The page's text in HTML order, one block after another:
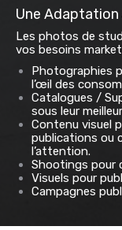
Une Adaptation
Les photos de
vos besoins
Photographies
l’œil des
Catalogues /
sous leur
Contenu visuel
publications ou
l’attention.
Shootings pour
Visuels pour
Campagnes